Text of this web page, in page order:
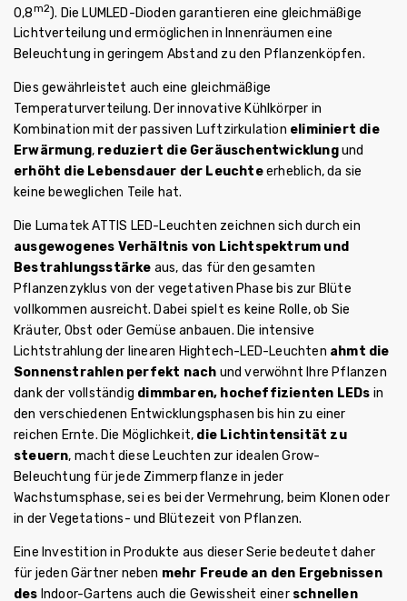
0,8m2). Die LUMLED-Dioden garantieren eine gleichmäßige
Lichtverteilung und ermöglichen in Innenräumen eine
Beleuchtung in geringem Abstand zu den Pflanzenköpfen.
Dies gewährleistet auch eine gleichmäßige
Temperaturverteilung. Der innovative Kühlkörper in
Kombination mit der passiven Luftzirkulation eliminiert die
Erwärmung, reduziert die Geräuschentwicklungund
erhöht die Lebensdauer der Leuchteerheblich, da sie
keine beweglichen Teile hat.
Die Lumatek ATTIS LED-Leuchten zeichnen sich durch ein
ausgewogenes Verhältnis von Lichtspektrum und
Bestrahlungsstärke aus, das für den gesamten
Pflanzenzyklus von der vegetativen Phase bis zur Blüte
vollkommen ausreicht. Dabei spielt es keine Rolle, ob Sie
Kräuter, Obst oder Gemüse anbauen. Die intensive
Lichtstrahlung der linearen Hightech-LED-Leuchten ahmt die
Sonnenstrahlen perfekt nach und verwöhnt Ihre Pflanzen
dank der vollständig dimmbaren, hocheffizienten LEDs in
den verschiedenen Entwicklungsphasen bis hin zu einer
reichen Ernte. Die Möglichkeit, die Lichtintensität zu
steuern, macht diese Leuchten zur idealen Grow-
Beleuchtung für jede Zimmerpflanze in jeder
Wachstumsphase, sei es bei der Vermehrung, beim Klonen oder
in der Vegetations- und Blütezeit von Pflanzen.
Eine Investition in Produkte aus dieser Serie bedeutet daher
für jeden Gärtner neben mehr Freude an den Ergebnissen
des Indoor-Gartens auch die Gewissheit einer schnellen